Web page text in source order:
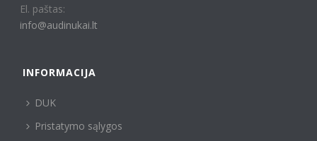
El. paštas:
info@audinukai.lt
INFORMACIJA
DUK
Pristatymo sąlygos